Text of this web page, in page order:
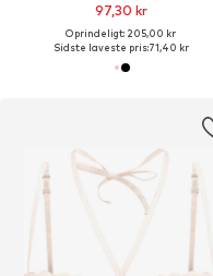
97,30 kr
Oprindeligt: 205,00 kr
Sidste laveste pris:71,40 kr